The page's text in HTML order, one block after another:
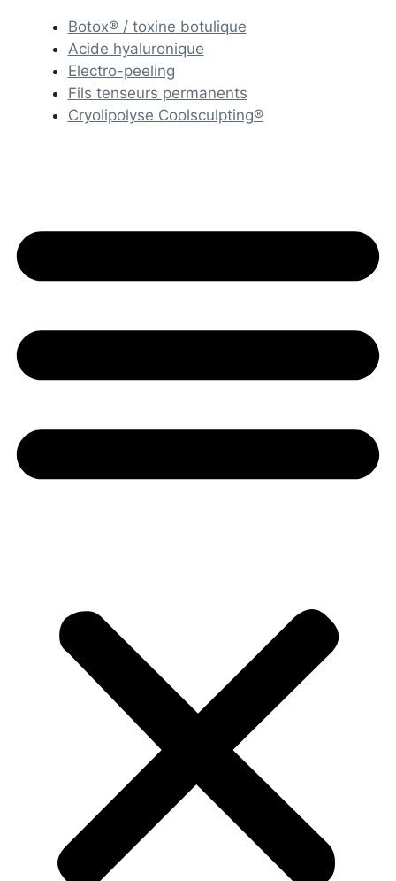
Botox® / toxine botulique
Acide hyaluronique
Electro-peeling
Fils tenseurs permanents
Cryolipolyse Coolsculpting®